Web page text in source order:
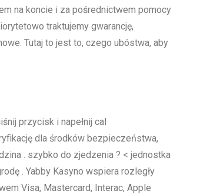
na koncie i za pośrednictwem pomocy
traktujemy gwarancję,
Tutaj to jest to, czego ubóstwa, aby
przycisk i napełnij cal
dla środków bezpieczeństwa,
. szybko do zjedzenia ? < jednostka
. Yabby Kasyno wspiera rozległy
Visa, Mastercard, Interac, Apple